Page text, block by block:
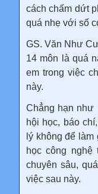
cách chấm dứt
quá nhẹ với số
GS. Văn Như
14 môn là quá
em trong việc
này.
Chẳng hạn như
hội học, báo
lý không để
học công
chuyên sâu,
việc sau này.